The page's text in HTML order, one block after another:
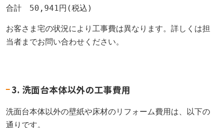
お客さま宅の状況により工事費は異なります。詳しくは担
当者までお問い合わせください。
3. 洗面台本体以外の工事費用
洗面台本体以外の壁紙や床材のリフォーム費用は、以下の
通りです。